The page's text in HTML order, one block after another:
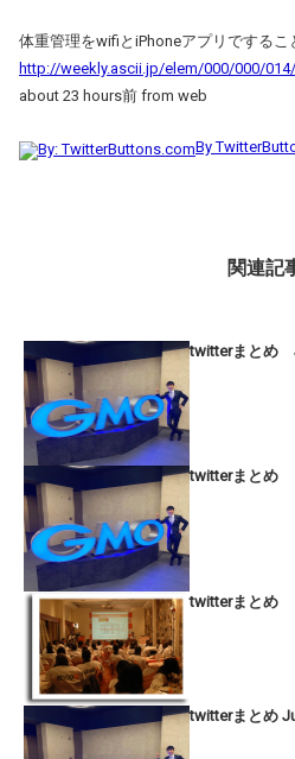
体重管理をwifiとiPhoneアプリでするこ
http://weekly.ascii.jp/elem/000/000/
about 23 hours前 from web
By
関連記
twitterまとめ
twitterまとめ
twitterまとめ
twitterまとめ